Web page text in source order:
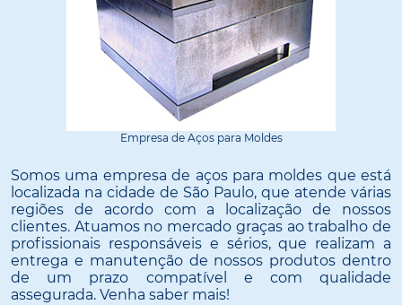
Empresa de Aços para Moldes
Somos uma empresa de aços para moldes que está
localizada na cidade de São Paulo, que atende várias
regiões de acordo com a localização de nossos
clientes. Atuamos no mercado graças ao trabalho de
profissionais responsáveis e sérios, que realizam a
entrega e manutenção de nossos produtos dentro
de um prazo compatível e com qualidade
assegurada. Venha saber mais!